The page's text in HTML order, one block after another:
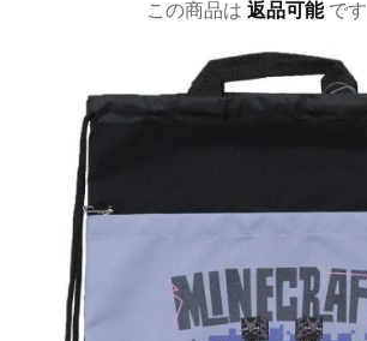
この商品は 返品可能 です